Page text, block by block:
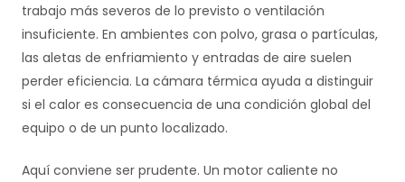
trabajo más severos de lo previsto o ventilación
insuficiente. En ambientes con polvo, grasa o partículas,
las aletas de enfriamiento y entradas de aire suelen
perder eficiencia. La cámara térmica ayuda a distinguir
si el calor es consecuencia de una condición global del
equipo o de un punto localizado.
Aquí conviene ser prudente. Un motor caliente no